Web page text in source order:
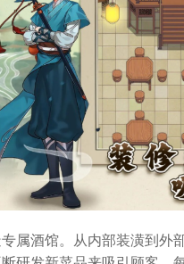
属酒馆。从内部装潢到